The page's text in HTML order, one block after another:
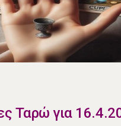
Ταρώ για